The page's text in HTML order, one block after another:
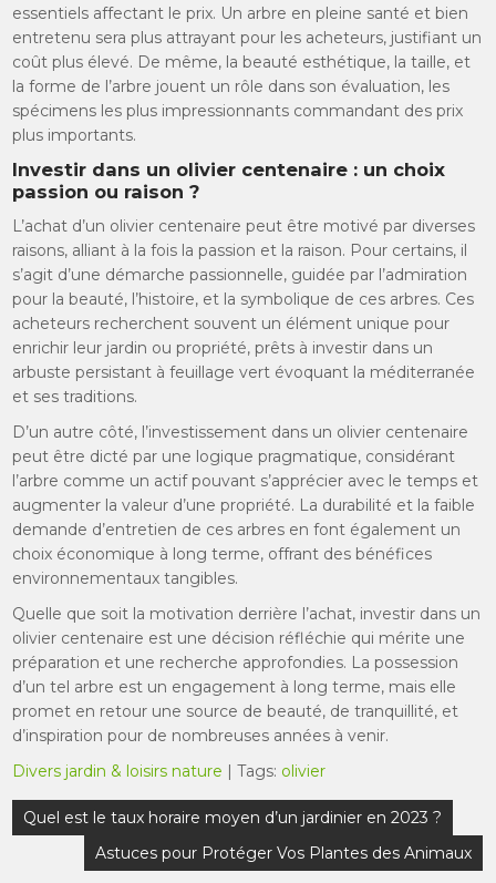
essentiels affectant le prix. Un arbre en pleine santé et bien
entretenu sera plus attrayant pour les acheteurs, justifiant un
coût plus élevé. De même, la beauté esthétique, la taille, et
la forme de l’arbre jouent un rôle dans son évaluation, les
spécimens les plus impressionnants commandant des prix
plus importants.
Investir dans un olivier centenaire : un choix
passion ou raison ?
L’achat d’un olivier centenaire peut être motivé par diverses
raisons, alliant à la fois la passion et la raison. Pour certains, il
s’agit d’une démarche passionnelle, guidée par l’admiration
pour la beauté, l’histoire, et la symbolique de ces arbres. Ces
acheteurs recherchent souvent un élément unique pour
enrichir leur jardin ou propriété, prêts à investir dans un
arbuste persistant à feuillage vert évoquant la méditerranée
et ses traditions.
D’un autre côté, l’investissement dans un olivier centenaire
peut être dicté par une logique pragmatique, considérant
l’arbre comme un actif pouvant s’apprécier avec le temps et
augmenter la valeur d’une propriété. La durabilité et la faible
demande d’entretien de ces arbres en font également un
choix économique à long terme, offrant des bénéfices
environnementaux tangibles.
Quelle que soit la motivation derrière l’achat, investir dans un
olivier centenaire est une décision réfléchie qui mérite une
préparation et une recherche approfondies. La possession
d’un tel arbre est un engagement à long terme, mais elle
promet en retour une source de beauté, de tranquillité, et
d’inspiration pour de nombreuses années à venir.
Divers jardin & loisirs nature | Tags: olivier
Navigation
de
l’article
Quel est le taux horaire moyen d’un jardinier en 2023 ?
Astuces pour Protéger Vos Plantes des Animaux